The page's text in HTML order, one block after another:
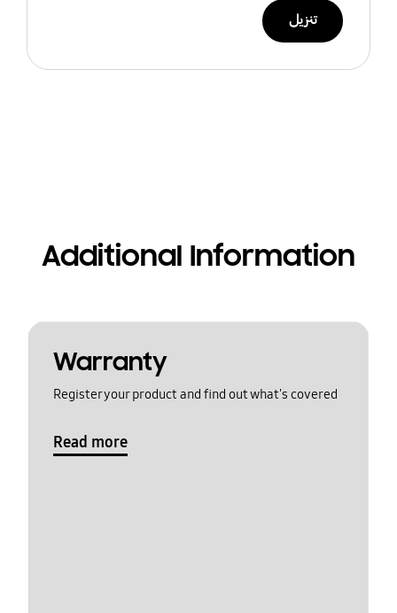
تنزيل
Additional Information
Warranty
Register your product and find out what's covered
Read more